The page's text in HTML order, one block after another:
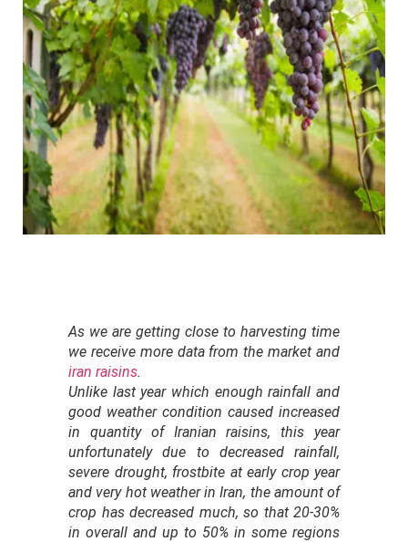
As we are getting close to harvesting time
we receive more data from the market and
iran raisins.
Unlike last year which enough rainfall and
good weather condition caused increased
in quantity of Iranian raisins, this year
unfortunately due to decreased rainfall,
severe drought, frostbite at early crop year
and very hot weather in Iran, the amount of
crop has decreased much, so that 20-30%
in overall and up to 50% in some regions